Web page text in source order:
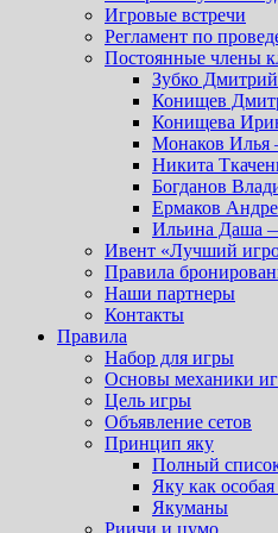
Игровые встречи
Регламент по
Постоянные члены
Зубко
Конищев
Конищева
Монаков Илья
Никита
Богданов
Ермаков
Ильина Даша —
Ивент «Лучший
Правила
Наши партнеры
Контакты
Правила
Набор для игры
Основы механики
Цель игры
Объявление сетов
Принцип яку
Полный
Яку как
Якуманы